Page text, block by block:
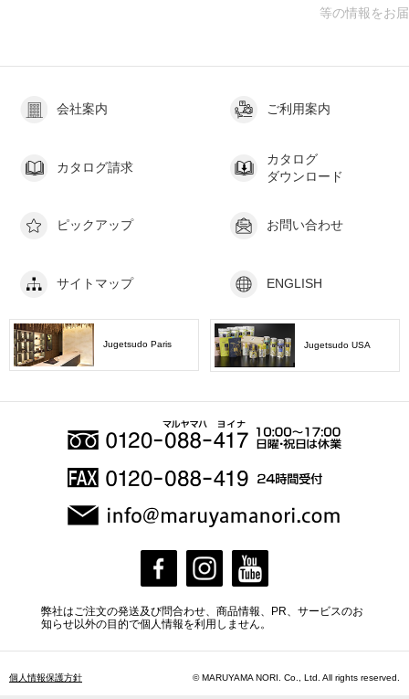
等の情報をお
会社案内 ご利用案内
カタログ請求
カタログ
ダウンロード
ピックアップ お問い合わせ
サイトマップ ENGLISH
Jugetsudo Paris Jugetsudo USA
弊社はご注文の発送及び問合わせ、商品情報、PR、サービスのお
知らせ以外の目的で個人情報を利用しません。
個人情報保護方針 © MARUYAMA NORI. Co., Ltd. All rights reserved.